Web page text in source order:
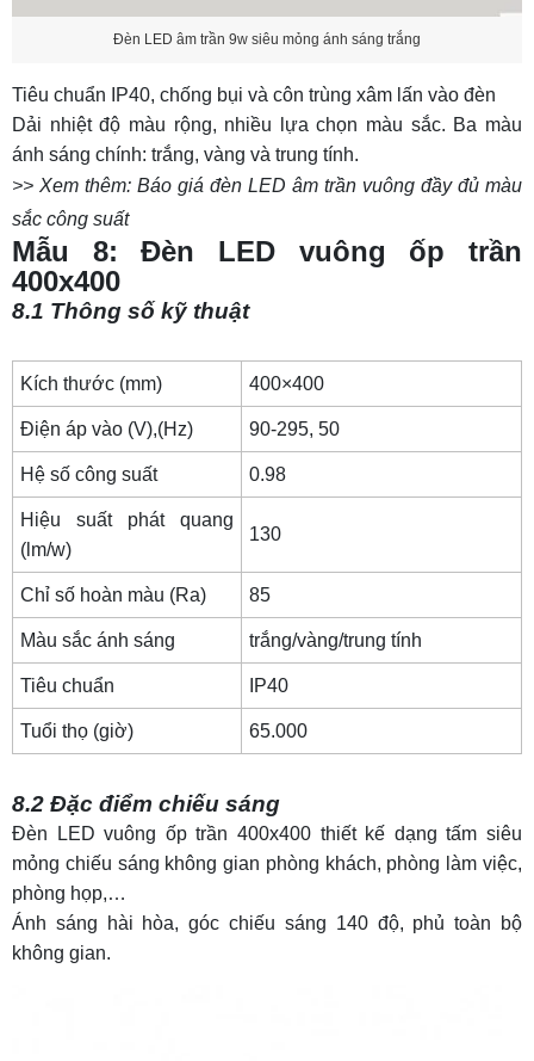
Đèn LED âm trần 9w siêu mỏng ánh sáng trắng
Tiêu chuẩn IP40, chống bụi và côn trùng xâm lấn vào đèn
Dải nhiệt độ màu rộng, nhiều lựa chọn màu sắc. Ba màu
ánh sáng chính: trắng, vàng và trung tính.
>> Xem thêm: Báo giá đèn LED âm trần vuông đầy đủ màu
sắc công suất
Mẫu 8: Đèn LED vuông ốp trần
400x400
8.1 Thông số kỹ thuật
Kích thước (mm) 400×400
Điện áp vào (V),(Hz) 90-295, 50
Hệ số công suất 0.98
Hiệu suất phát quang
(lm/w)
130
Chỉ số hoàn màu (Ra) 85
Màu sắc ánh sáng trắng/vàng/trung tính
Tiêu chuẩn IP40
Tuổi thọ (giờ) 65.000
8.2 Đặc điểm chiếu sáng
Đèn LED vuông ốp trần 400x400 thiết kế dạng tấm siêu
mỏng chiếu sáng không gian phòng khách, phòng làm việc,
phòng họp,…
Ánh sáng hài hòa, góc chiếu sáng 140 độ, phủ toàn bộ
không gian.